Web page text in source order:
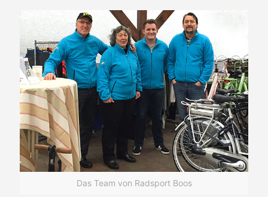
Das Team von Radsport Boos